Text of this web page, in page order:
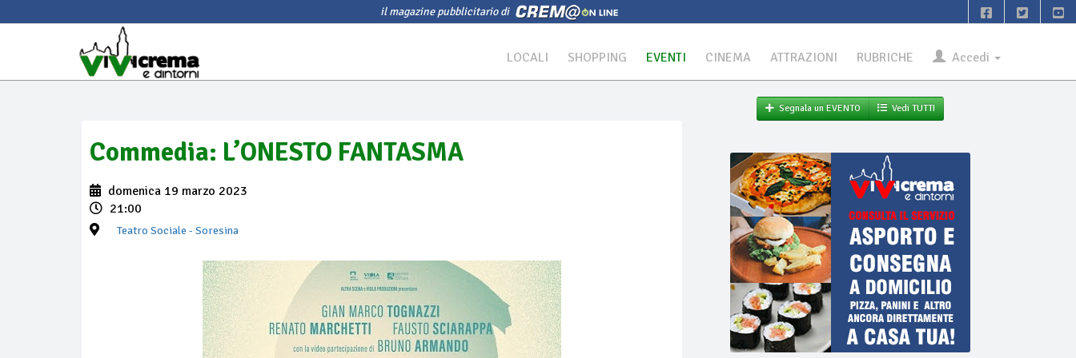
il magazine pubblicitario di
LOCALI SHOPPING EVENTI CINEMA ATTRAZIONI RUBRICHE Accedi
Commedia: L’ONESTO FANTASMA
domenica 19 marzo 2023
21:00
Teatro Sociale - Soresina
Segnala un EVENTO Vedi TUTTI